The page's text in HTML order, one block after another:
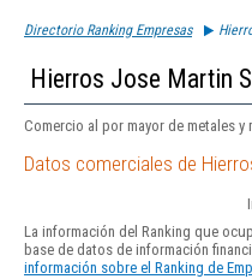
Directorio Ranking Empresas
Hierros Jose Martin
Comercio al por mayor de metales y
Datos comerciales de
La información del Ranking que
base de datos de información
información sobre el Ranking de